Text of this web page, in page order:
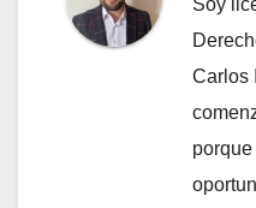
Carlos